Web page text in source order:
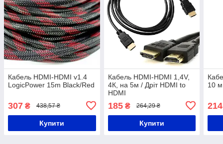
Кабель HDMI-HDMI v1.4
LogicPower 15m Black/Red
307 ₴ 438,57 ₴
Купити
Кабель HDMI-HDMI 1,4V,
4К, на 5м / Дріт HDMI to
HDMI
185₴ 264,29 ₴
Купити
10 м
214